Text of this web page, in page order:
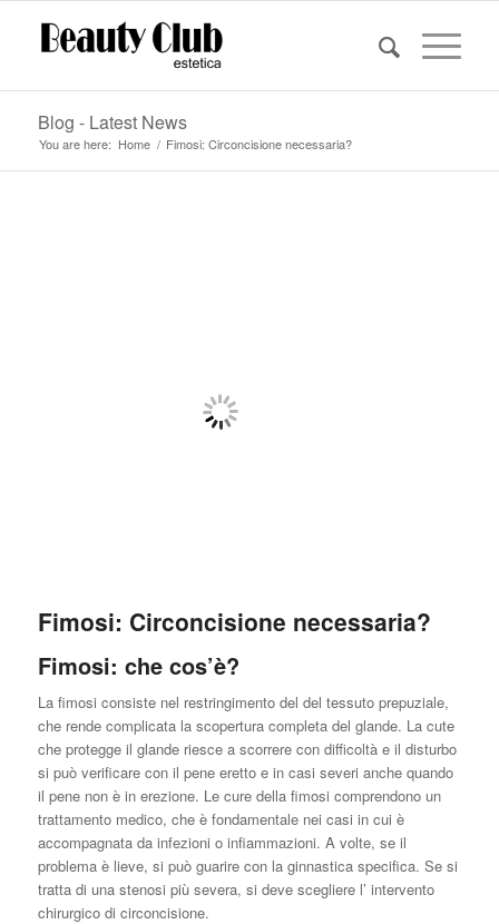
Blog - Latest News
You are here: Home / Fimosi: Circoncisione necessaria?
Fimosi: Circoncisione necessaria?
Fimosi: che cos’è?
La fimosi consiste nel restringimento del del tessuto prepuziale,
che rende complicata la scopertura completa del glande. La cute
che protegge il glande riesce a scorrere con difficoltà e il disturbo
si può verificare con il pene eretto e in casi severi anche quando
il pene non è in erezione. Le cure della fimosi comprendono un
trattamento medico, che è fondamentale nei casi in cui è
accompagnata da infezioni o infiammazioni. A volte, se il
problema è lieve, si può guarire con la ginnastica specifica. Se si
tratta di una stenosi più severa, si deve scegliere l’ intervento
chirurgico di circoncisione.